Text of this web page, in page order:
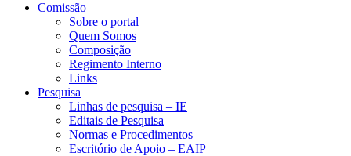
Comissão
Sobre o portal
Quem Somos
Composição
Regimento Interno
Links
Pesquisa
Linhas de pesquisa – IE
Editais de Pesquisa
Normas e Procedimentos
Escritório de Apoio – EAIP